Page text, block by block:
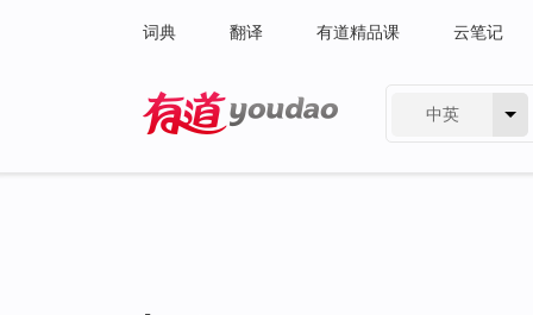
词典 翻译 有道精品课 云笔记
中英